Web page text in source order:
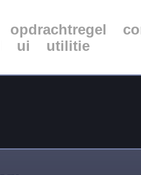
opdrachtregel
ui utilitie